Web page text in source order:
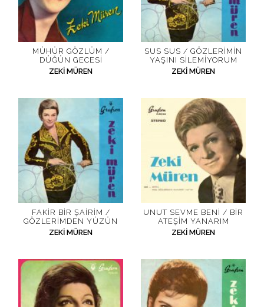
MÜHÜR GÖZLÜM /
DÜĞÜN GECESI
ZEKI MÜREN
SUS SUS / GÖZLERIMIN
YAŞINI SILEMIYORUM
ZEKI MÜREN
FAKIR BIR ŞAIRIM /
GÖZLERIMDEN YÜZÜN
ZEKI MÜREN
UNUT SEVME BENI / BIR
ATEŞIM YANARIM
ZEKI MÜREN